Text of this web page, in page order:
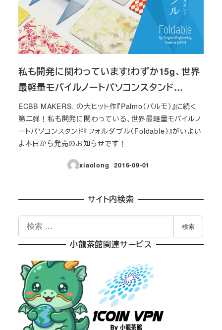
私も開発に関わっています!わずか15g、世界
最軽量モバイルノートパソコンスタンド…
ECBB MAKERS. の大ヒット作『Palmo（パルモ）』に続く
第二弾！私も開発に関わっている、世界最軽量モバイルノ
ートパソコンスタンド『フォルダブル（Foldable）』がいよい
よ本日から発売のお知らせです！
xiaolong
投稿日
2016-09-01
サイト内検索
索
検索
小龍茶館関連サービス